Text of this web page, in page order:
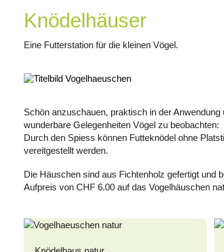
Knödelhäuser
Eine Futterstation für die kleinen Vögel.
Schön anzuschauen, praktisch in der
wunderbare Gelegenheiten Vögel zu beobachten:
Durch den Spiess können Futteknödel ohne
vereitgestellt werden.
Die Häuschen sind aus Fichtenholz gefertigt und
Aufpreis von CHF 6.00 auf das Vogelhäuschen